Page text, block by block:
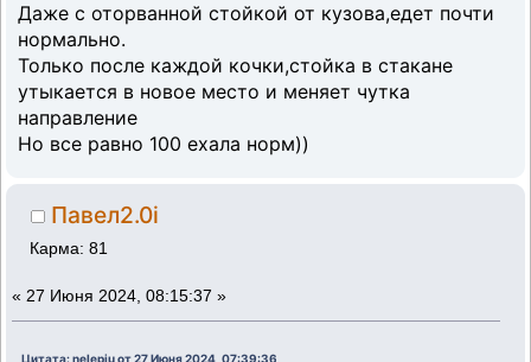
Даже с оторванной стойкой от кузова,едет почти
нормально.
Только после каждой кочки,стойка в стакане
утыкается в новое место и меняет чутка
направление
Но все равно 100 ехала норм))
Павел2.0i
Карма: 81
« 27 Июня 2024, 08:15:37 »
Цитата: nelepiu от 27 Июня 2024, 07:39:36